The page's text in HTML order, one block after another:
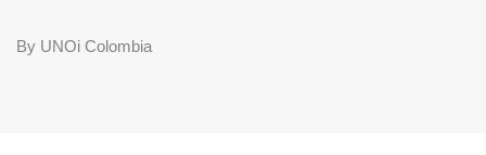
By UNOi Colombia